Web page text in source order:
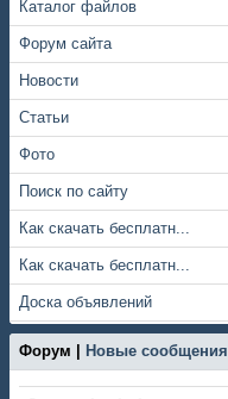
Каталог файлов
Форум сайта
Новости
Статьи
Фото
Поиск по сайту
Как скачать бесплатн...
Как скачать бесплатн...
Доска объявлений
Форум | Новые сообщения